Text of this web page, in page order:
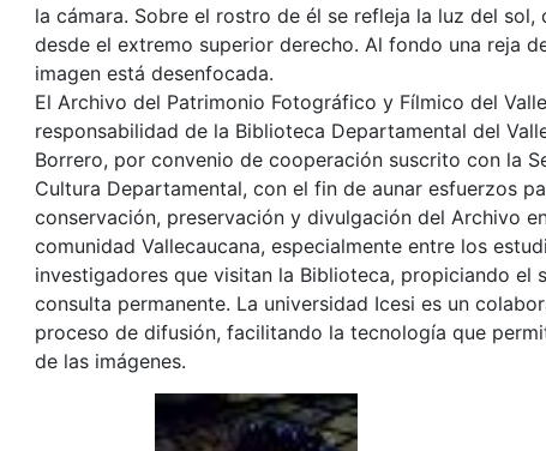
la cámara. Sobre el rostro de él se refleja la luz del sol,
desde el extremo superior derecho. Al fondo una reja
imagen está desenfocada.
El Archivo del Patrimonio Fotográfico y Fílmico del
responsabilidad de la Biblioteca Departamental del
Borrero, por convenio de cooperación suscrito con la
Cultura Departamental, con el fin de aunar esfuerzos
conservación, preservación y divulgación del Archivo
comunidad Vallecaucana, especialmente entre los
investigadores que visitan la Biblioteca, propiciando el
consulta permanente. La universidad Icesi es un
proceso de difusión, facilitando la tecnología que
de las imágenes.